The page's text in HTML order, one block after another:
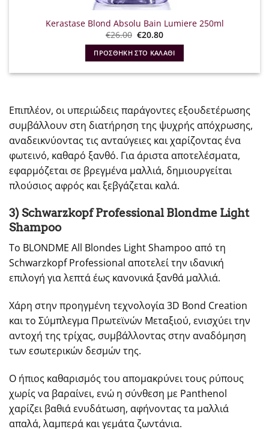
Kerastase Blond Absolu Bain Lumiere 250ml
€26.00 Original
price
was:
€26.00.
€20.80Η
τιμή
είναι:
€20.80.
ΠΡΟΣΘΉΚΗ ΣΤΟ ΚΑΛΆΘΙ
Επιπλέον, οι υπεριώδεις παράγοντες εξουδετέρωσης
συμβάλλουν στη διατήρηση της ψυχρής απόχρωσης,
αναδεικνύοντας τις ανταύγειες και χαρίζοντας ένα
φωτεινό, καθαρό ξανθό. Για άριστα αποτελέσματα,
εφαρμόζεται σε βρεγμένα μαλλιά, δημιουργείται
πλούσιος αφρός και ξεβγάζεται καλά.
3) Schwarzkopf Professional Blondme Light
Shampoo
Το BLONDME All Blondes Light Shampoo από τη
Schwarzkopf Professional αποτελεί την ιδανική
επιλογή για λεπτά έως κανονικά ξανθά μαλλιά.
Χάρη στην προηγμένη τεχνολογία 3D Bond Creation
και το Σύμπλεγμα Πρωτεϊνών Μεταξιού, ενισχύει την
αντοχή της τρίχας, συμβάλλοντας στην αναδόμηση
των εσωτερικών δεσμών της.
Ο ήπιος καθαρισμός του απομακρύνει τους ρύπους
χωρίς να βαραίνει, ενώ η σύνθεση με Panthenol
χαρίζει βαθιά ενυδάτωση, αφήνοντας τα μαλλιά
απαλά, λαμπερά και γεμάτα ζωντάνια.